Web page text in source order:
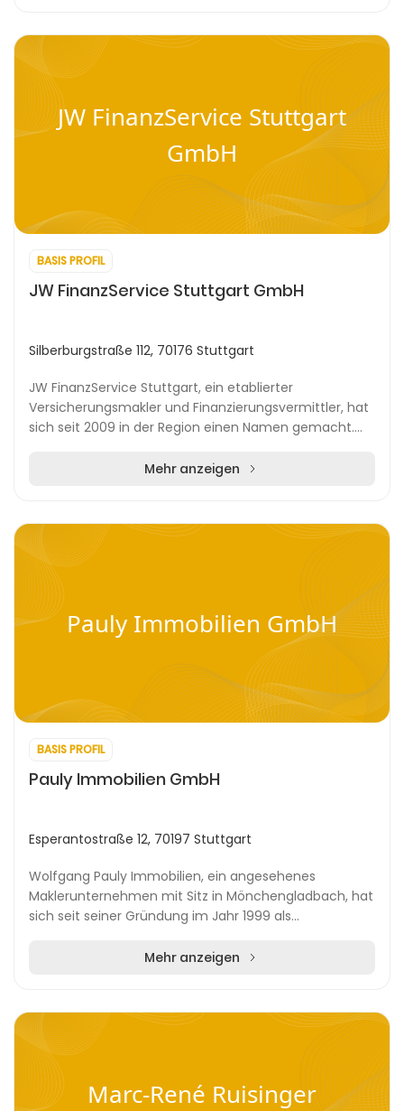
JW FinanzService Stuttgart
GmbH
BASIS PROFIL
JW FinanzService Stuttgart GmbH
Silberburgstraße 112, 70176 Stuttgart
JW FinanzService Stuttgart, ein etablierter
Versicherungsmakler und Finanzierungsvermittler, hat
sich seit 2009 in der Region einen Namen gemacht.
Mehr anzeigen
Pauly Immobilien GmbH
BASIS PROFIL
Pauly Immobilien GmbH
Esperantostraße 12, 70197 Stuttgart
Wolfgang Pauly Immobilien, ein angesehenes
Maklerunternehmen mit Sitz in Mönchengladbach, hat
sich seit seiner Gründung im Jahr 1999 als
Unternehmen leg...Mehr anzeigen
Marc-René Ruisinger